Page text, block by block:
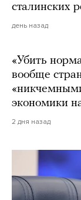
сталинских
день назад
«Убить
вообще
экономики
2 дня назад